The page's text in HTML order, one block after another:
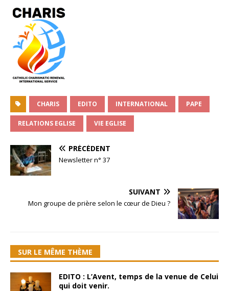
CHARIS EDITO INTERNATIONAL PAPE
RELATIONS EGLISE VIE EGLISE
PRÉCÉDENT
Newsletter n° 37
SUIVANT
Mon groupe de prière selon le cœur de Dieu ?
SUR LE MÊME THÈME
EDITO : L’Avent, temps de la venue de Celui
qui doit venir.